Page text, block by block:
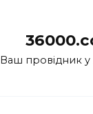
Ваш провідник у